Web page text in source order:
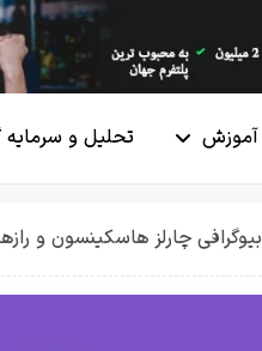
آموزش تحلیل و سرمایه
بیوگرافی چارلز هاسکینسون و